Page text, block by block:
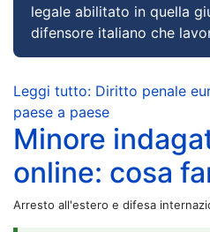
legale abilitato in quella
difensore italiano che
Leggi tutto: Diritto penale
paese a paese
Minore
online: cosa
Arresto all'estero e difesa